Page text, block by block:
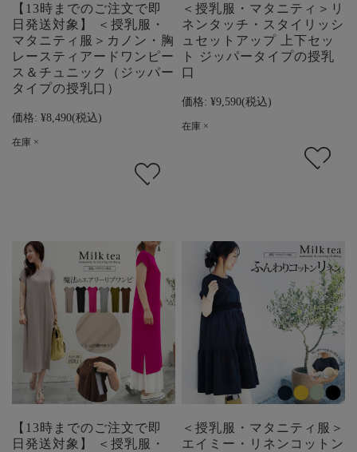
【13時までのご注文で即
日発送対象】 ＜授乳服・
マタニティ服＞カノン・胸
レースティアードワンピー
ス＆チュニック（ジッパー
タイプの授乳口）
価格: ¥8,490(税込)
在庫 ×
＜授乳服・マタニティ＞リ
ネンタッチ・スタイリッシ
ュセットアップ 上下セッ
ト ジッパータイプの授乳
口
価格: ¥9,590(税込)
在庫 ×
【13時までのご注文で即
日発送対象】 ＜授乳服・
＜授乳服・マタニティ服＞
エイミー・リネンコットン